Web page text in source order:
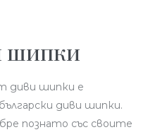
шипки
диви шипки е
диви шипки.
познато със своите